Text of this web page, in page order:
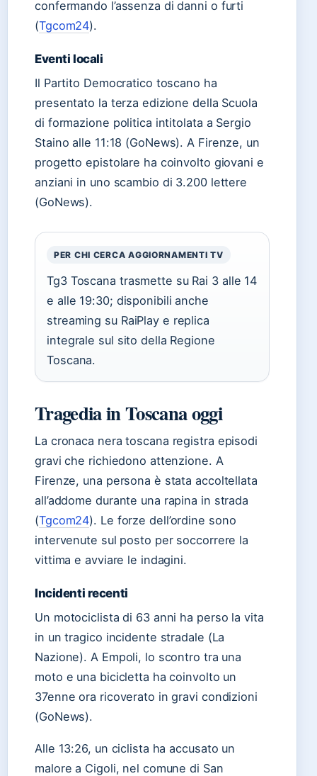
confermando l’assenza di danni o furti
(Tgcom24).
Eventi locali
Il Partito Democratico toscano ha
presentato la terza edizione della Scuola
di formazione politica intitolata a Sergio
Staino alle 11:18 (GoNews). A Firenze, un
progetto epistolare ha coinvolto giovani e
anziani in uno scambio di 3.200 lettere
(GoNews).
PER CHI CERCA AGGIORNAMENTI TV
Tg3 Toscana trasmette su Rai 3 alle 14
e alle 19:30; disponibili anche
streaming su RaiPlay e replica
integrale sul sito della Regione
Toscana.
Tragedia in Toscana oggi
La cronaca nera toscana registra episodi
gravi che richiedono attenzione. A
Firenze, una persona è stata accoltellata
all’addome durante una rapina in strada
(Tgcom24). Le forze dell’ordine sono
intervenute sul posto per soccorrere la
vittima e avviare le indagini.
Incidenti recenti
Un motociclista di 63 anni ha perso la vita
in un tragico incidente stradale (La
Nazione). A Empoli, lo scontro tra una
moto e una bicicletta ha coinvolto un
37enne ora ricoverato in gravi condizioni
(GoNews).
Alle 13:26, un ciclista ha accusato un
malore a Cigoli, nel comune di San